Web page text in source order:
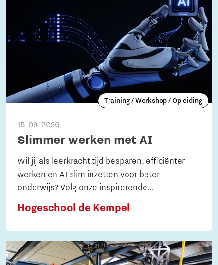
Training / Workshop / Opleiding
15-09-2026
Slimmer werken met AI
Wil jij als leerkracht tijd besparen, efficiënter
werken en AI slim inzetten voor beter
onderwijs? Volg onze inspirerende
workshopreeks en ontdek hoe je met AI jouw
onderwijs kunt versterken!
Hogeschool de Kempel